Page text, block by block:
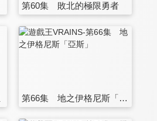
第60集 敗北的極限勇者
第66集 地之伊格尼斯「亞斯」